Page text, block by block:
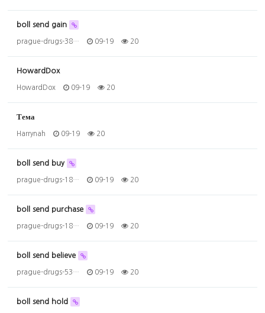
boll send gain
prague-drugs-38… 09-19 20
HowardDox
HowardDox 09-19 20
Тема
Harrynah 09-19 20
boll send buy
prague-drugs-18… 09-19 20
boll send purchase
prague-drugs-18… 09-19 20
boll send believe
prague-drugs-53… 09-19 20
boll send hold